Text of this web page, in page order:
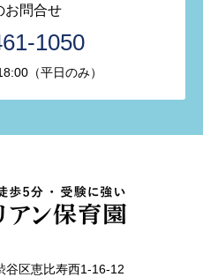
お問合せ
1050
（平日のみ）
谷区恵比寿西1-16-12